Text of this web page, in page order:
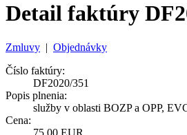
Detail faktúry
Zmluvy | Objednávky
Číslo faktúry:
DF2020/351
Popis plnenia:
služby v oblasti BOZP a OPP,
Cena:
75,00 EUR